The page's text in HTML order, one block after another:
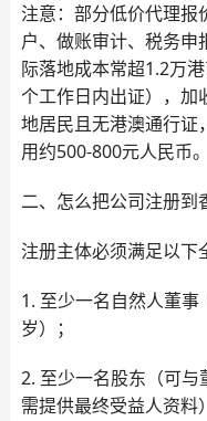
注意：部分低价代理
户、做账审计、税务申
际落地成本常超1.2万
个工作日内出证），加
地居民且无港澳通行证
用约500-800元人民币。
二、怎么把公司注册到
注册主体必须满足以下
1. 至少一名自然人董
岁）；
2. 至少一名股东（可
需提供最终受益人资料